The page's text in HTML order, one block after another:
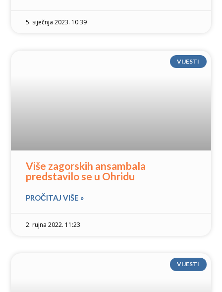
5. siječnja 2023. 10:39
VIJESTI
Više zagorskih ansambala
predstavilo se u Ohridu
PROČITAJ VIŠE »
2. rujna 2022. 11:23
VIJESTI